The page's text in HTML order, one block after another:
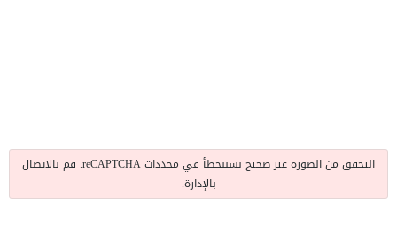
التحقق من الصورة غير صحيح بسببخطأ في محددات reCAPTCHA. قم بالاتصال
بالإدارة.